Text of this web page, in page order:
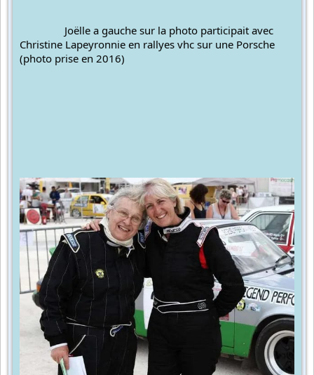
Christine Lapeyronnie en rallyes vhc sur une Porsche
(photo prise en 2016)